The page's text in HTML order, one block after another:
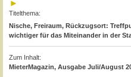
Titelthema:
Nische, Freiraum, Rückzugsort:
wichtiger für das Miteinander in der
Zum Inhalt:
MieterMagazin, Ausgabe Juli/August